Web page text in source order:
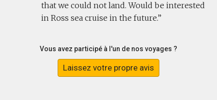
that we could not land. Would be interested
in Ross sea cruise in the future.
Vous avez participé à l'un de nos voyages ?
Laissez votre propre avis